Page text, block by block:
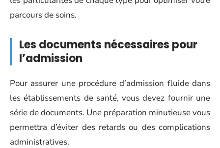
parcours de soins.
Les documents nécessaires pour
l’admission
Pour assurer une procédure d’admission fluide dans
les établissements de santé, vous devez fournir une
série de documents. Une préparation minutieuse vous
permettra d’éviter des retards ou des complications
administratives.